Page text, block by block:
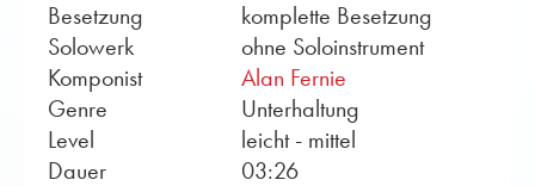
Besetzung
komplette Besetzung
Solowerk
ohne Soloinstrument
Komponist
Alan Fernie
Genre
Unterhaltung
Level
leicht - mittel
Dauer
03:26